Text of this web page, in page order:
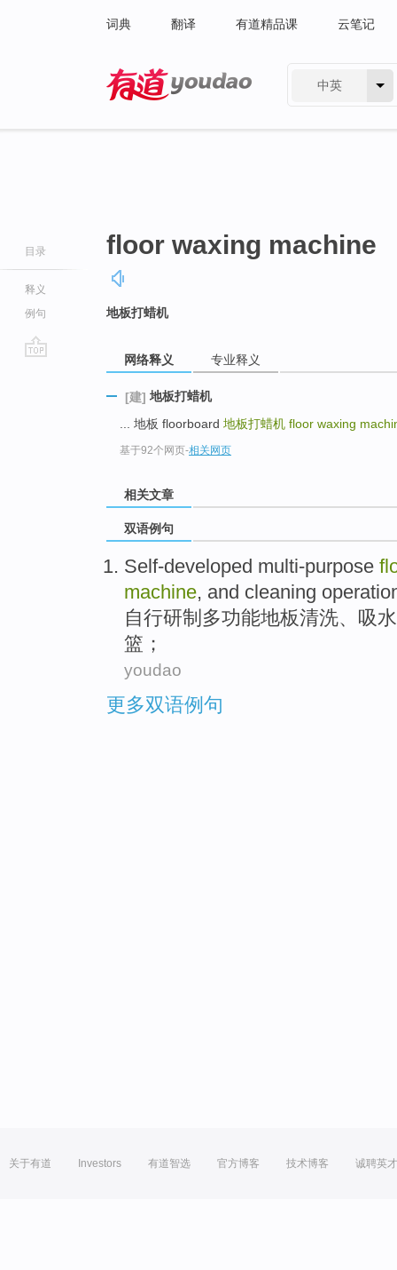
词典 翻译 有道精品课 云笔记
中英
目录
释义
例句
floor waxing machine
地板打蜡机
网络释义 专业释义
[建] 地板打蜡机
... 地板 floorboard 地板打蜡机 floor waxing
基于92个网页-相关网页
相关文章
双语例句
Self-developed multi-purpose
machine, and cleaning
自行研制 多功能地板清洗、 吸水
篮；
youdao
更多双语例句
关于有道 Investors 有道智选 官方博客 技术博客 诚聘英才